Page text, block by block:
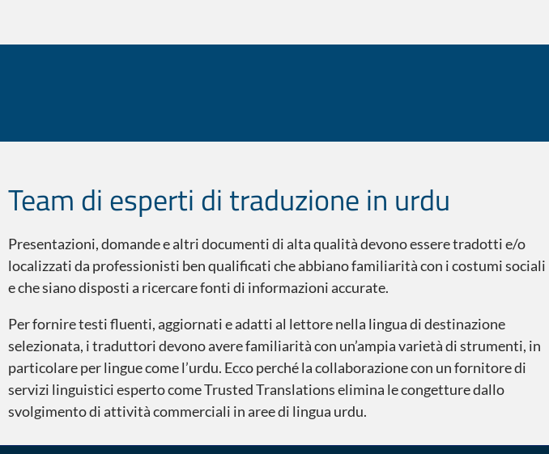
Lo sapevate?
Team di esperti di traduzione in urdu
Presentazioni, domande e altri documenti di alta qualità devono essere tradotti e/o
localizzati da professionisti ben qualificati che abbiano familiarità con i costumi sociali
e che siano disposti a ricercare fonti di informazioni accurate.
Per fornire testi fluenti, aggiornati e adatti al lettore nella lingua di destinazione
selezionata, i traduttori devono avere familiarità con un’ampia varietà di strumenti, in
particolare per lingue come l’urdu. Ecco perché la collaborazione con un fornitore di
servizi linguistici esperto come Trusted Translations elimina le congetture dallo
svolgimento di attività commerciali in aree di lingua urdu.